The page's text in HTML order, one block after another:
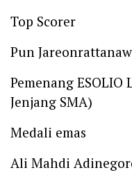
Top Scorer
Pun
Pemenang
Jenjang SMA)
Medali emas
Ali Mahdi